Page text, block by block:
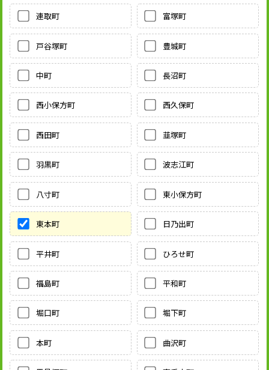
連取町 富塚町
戸谷塚町 豊城町
中町 長沼町
西小保方町 西久保町
西田町 韮塚町
羽黒町 波志江町
八寸町 東小保方町
東本町 日乃出町
平井町 ひろせ町
福島町 平和町
堀口町 堀下町
本町 曲沢町